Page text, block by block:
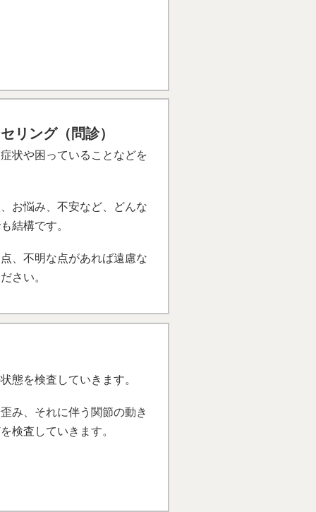
リング（問診）
状や困っていることなどを
お悩み、不安など、どんな
結構です。
、不明な点があれば遠慮な
さい。
態を検査していきます。
み、それに伴う関節の動き
検査していきます。